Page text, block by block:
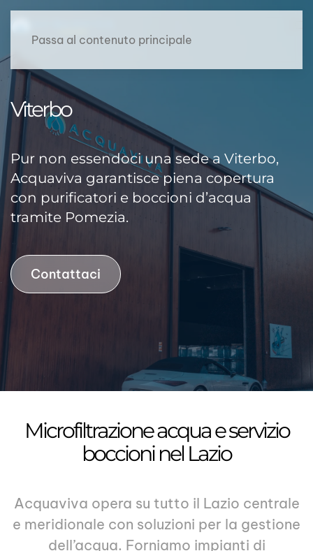
Passa al contenuto principale
Viterbo
Pur non essendoci una sede a Viterbo,
Acquaviva garantisce piena copertura
con purificatori e boccioni d’acqua
tramite Pomezia.
Contattaci
Microfiltrazione acqua e servizio
boccioni nel Lazio
Acquaviva opera su tutto il Lazio centrale
e meridionale con soluzioni per la gestione
dell’acqua. Forniamo impianti di